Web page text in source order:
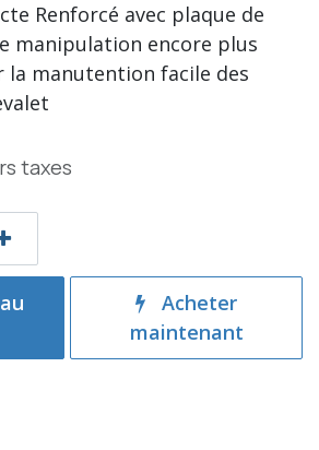
Renforcé avec plaque de
manipulation encore plus
la manutention facile des
taxes
Acheter
maintenant